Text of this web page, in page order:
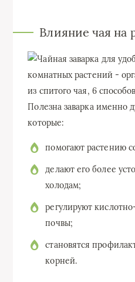
Влияние чая на
Полезна заварка именно
которые:
помогают растению
делают его более
холодам;
регулируют
почвы;
становятся
корней.